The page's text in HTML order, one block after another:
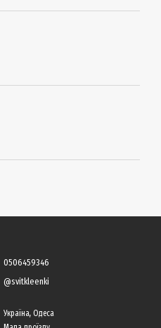
0506459346
@svitkleenki
Україна, Одеса